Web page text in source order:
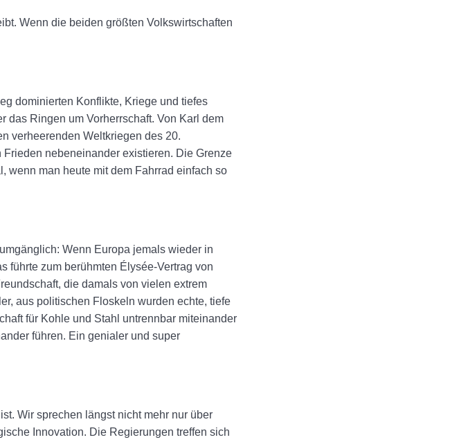
Wenn die beiden größten Volkswirtschaften
dominierten Konflikte, Kriege und tiefes
das Ringen um Vorherrschaft. Von Karl dem
verheerenden Weltkriegen des 20.
nebeneinander existieren. Die Grenze
wenn man heute mit dem Fahrrad einfach so
Wenn Europa jemals wieder in
führte zum berühmten Élysée-Vertrag von
die damals von vielen extrem
aus politischen Floskeln wurden echte, tiefe
für Kohle und Stahl untrennbar miteinander
führen. Ein genialer und super
Wir sprechen längst nicht mehr nur über
Innovation. Die Regierungen treffen sich